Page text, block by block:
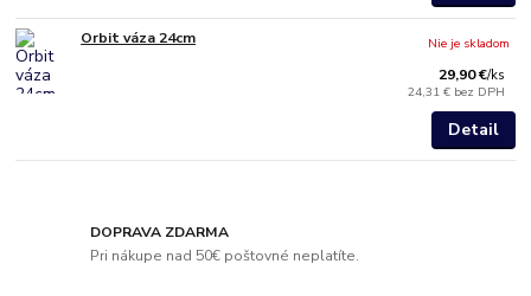
Orbit váza 24cm
29,90 €/ks
24,31 € bez DPH
Nie je skladom
Detail
DOPRAVA ZDARMA
Pri nákupe nad 50€ poštovné neplatíte.